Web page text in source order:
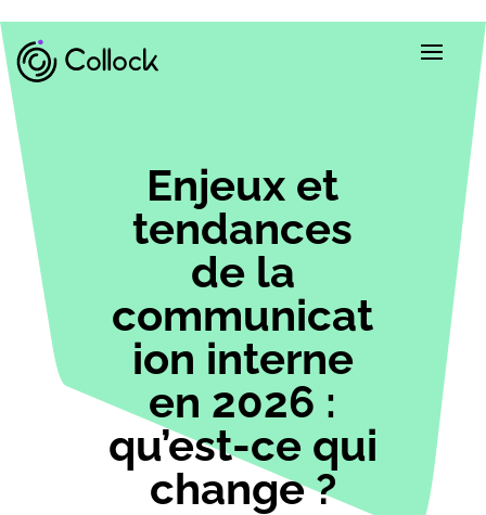
Enjeux et
tendances
de la
communicat
ion interne
en 2026 :
qu’est-ce qui
change ?